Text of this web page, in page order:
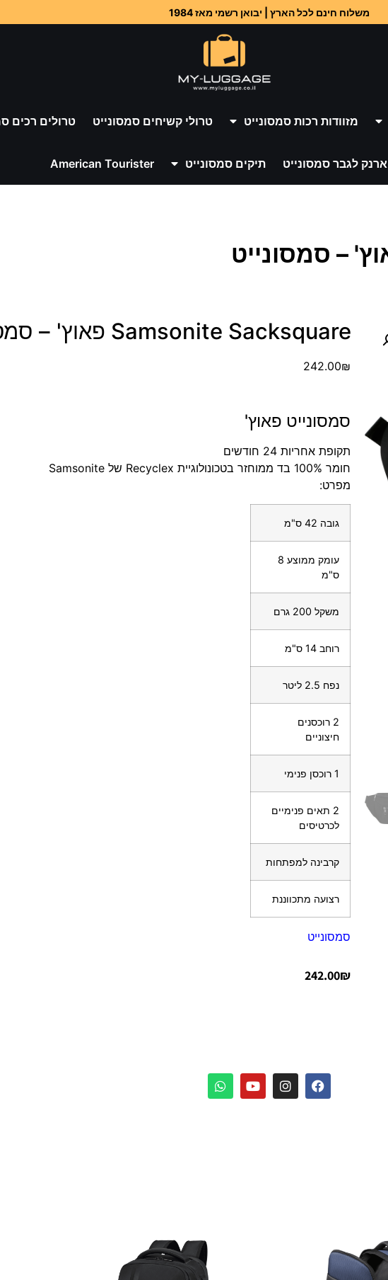
משלוח חינם לכל הארץ | יבואן רשמי מאז 1984
מזוודות רכות סמסונייט טרולי קשיחים סמסונייט טרולים רכים
ארנק לגבר סמסונייט תיקים סמסונייט American Tourister
Samsonite Sacksquare פאוץ' – סמסונייט
242.00₪
סמסונייט פאוץ'
תקופת אחריות 24 חודשים
חומר 100% בד ממוחזר בטכונולוגיית Recyclex של Samsonite
מפרט:
גובה 42 ס"מ
עומק ממוצע 8
ס"מ
משקל 200 גרם
רוחב 14 ס"מ
נפח 2.5 ליטר
2 רוכסנים
חיצוניים
1 רוכסן פנימי
2 תאים פנימיים
לכרטיסים
קרבינה למפתחות
רצועה מתכווננת
סמסונייט
242.00₪